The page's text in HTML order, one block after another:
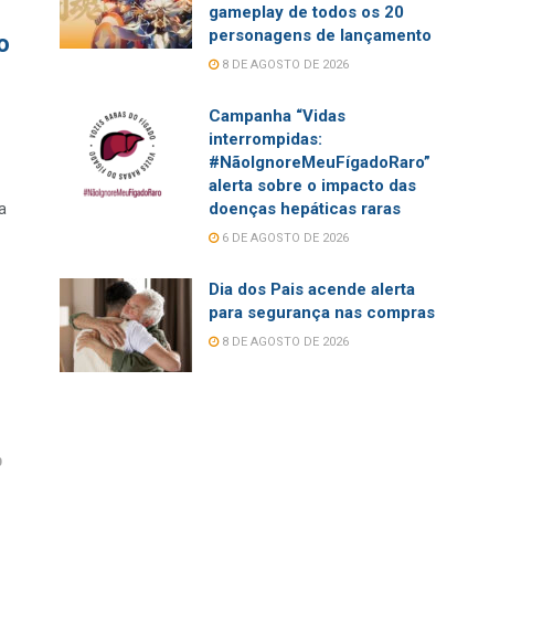
gameplay de todos os 20
personagens de lançamento
8 DE AGOSTO DE 2026
Campanha “Vidas
interrompidas:
#NãoIgnoreMeuFígadoRaro”
alerta sobre o impacto das
doenças hepáticas raras
6 DE AGOSTO DE 2026
Dia dos Pais acende alerta
para segurança nas compras
8 DE AGOSTO DE 2026